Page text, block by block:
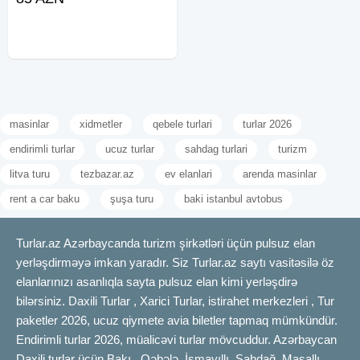
masinlar xidmetler qebele turlari turlar 2026
endirimli turlar ucuz turlar sahdag turlari turizm
litva turu tezbazar.az ev elanlari arenda masinlar
rent a car baku şuşa turu baki istanbul avtobus
Turlar.az Azərbaycanda turizm şirkətləri üçün pulsuz elan
yerləşdirməyə imkan yaradır. Siz Turlar.az saytı vasitəsilə öz
elanlarınızı asanlıqla sayta pulsuz elan kimi yerləşdirə
bilərsiniz. Daxili Turlar , Xarici Turlar, istirahet merkezleri , Tur
paketler 2026, ucuz qiymete avia biletler tapmaq mümkündür.
Endirimli turlar 2026, müalicəvi turlar mövcuddur. Azərbaycan